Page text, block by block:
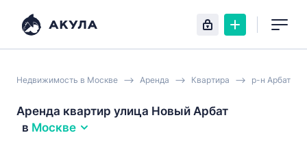
Недвижимость в Москве Аренда Квартира р-н Арбат
Аренда квартир улица Новый Арбат
в Москве